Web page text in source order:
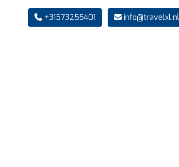
+31573255401 info@travelxl.nl